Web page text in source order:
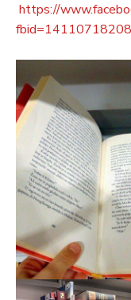
https://